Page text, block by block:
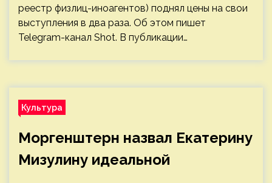
реестр физлиц-иноагентов) поднял цены на свои
выступления в два раза. Об этом пишет
Telegram-канал Shot. В публикации…
Культура
Моргенштерн назвал Екатерину
Мизулину идеальной